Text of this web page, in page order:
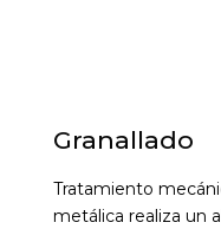
Granallado
Tratamiento
metálica realiza un